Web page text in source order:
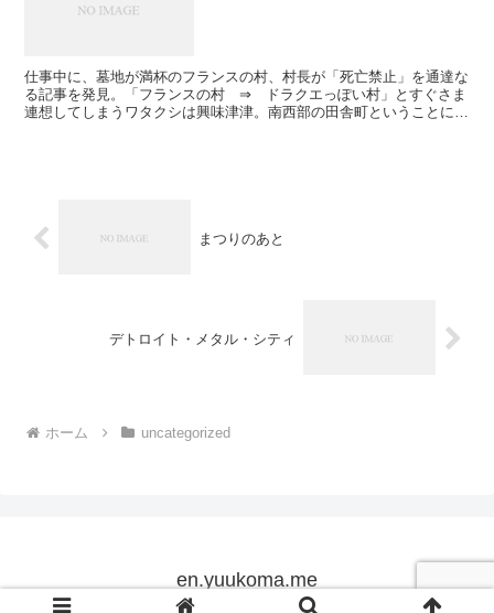
仕事中に、墓地が満杯のフランスの村、村長が「死亡禁止」を通達な
る記事を発見。「フランスの村 ⇒ ドラクエっぽい村」とすぐさま
連想してしまうワタクシは興味津津。南西部の田舎町ということにも
まつりのあと
デトロイト・メタル・シティ
ホーム uncategorized
en.yuukoma.me